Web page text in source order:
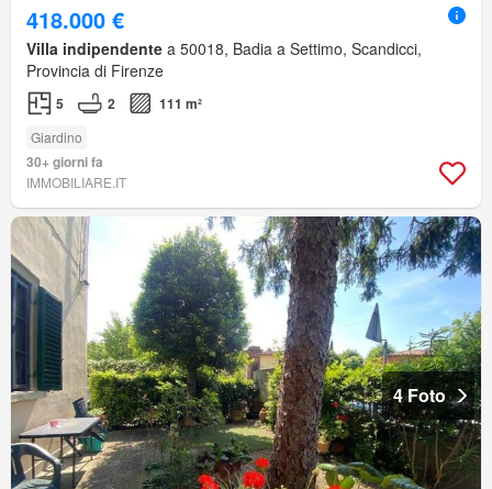
418.000 €
Villa indipendente a 50018, Badia a Settimo, Scandicci,
Provincia di Firenze
5 2 111 m²
Giardino
30+ giorni fa
IMMOBILIARE.IT
4 Foto